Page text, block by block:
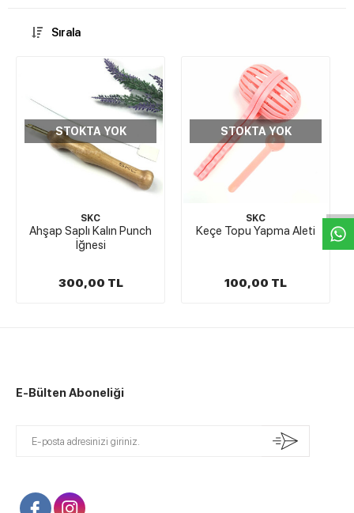
Sırala
STOKTA YOK
SKC
Ahşap Saplı Kalın Punch
İğnesi
300,00 TL
STOKTA YOK
SKC
Keçe Topu Yapma Aleti
100,00 TL
E-Bülten Aboneliği